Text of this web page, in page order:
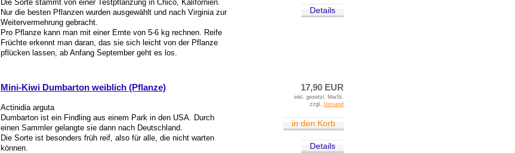
Die Sorte stammt von einer Testpflanzung in Chico, Kalifornien.
Nur die besten Pflanzen wurden ausgewählt und nach Virginia zur
Weitervermehrung gebracht.
Pro Pflanze kann man mit einer Ernte von 5-6 kg rechnen. Reife
Früchte erkennt man daran, das sie sich leicht von der Pflanze
pflücken lassen, ab Anfang September geht es los.
Details
Mini-Kiwi Dumbarton weiblich (Pflanze)
Actinidia arguta
Dumbarton ist ein Findling aus einem Park in den USA. Durch
einen Sammler gelangte sie dann nach Deutschland.
Die Sorte ist besonders früh reif, also für alle, die nicht warten
können.
17,90 EUR
inkl. gesetzl. MwSt.
zzgl. Versand
in den Korb
Details